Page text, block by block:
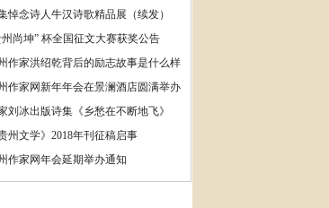
悼念诗人牛汉诗歌精品展（续发）
州尚坤” 杯全国征文大赛获奖公告
作家洪绍乾背后的励志故事是什么样
万字长文告诉你
作家网新年年会在景澜酒店圆满举办
刘冰出版诗集《乡愁在不断地飞》
贵州文学》2018年刊征稿启事
作家网年会延期举办通知